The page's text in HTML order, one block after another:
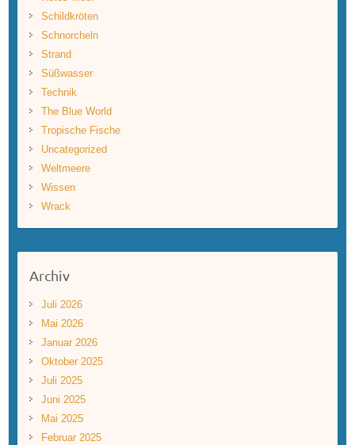
Schildkröten
Schnorcheln
Strand
Süßwasser
Technik
The Blue World
Tropische Fische
Uncategorized
Weltmeere
Wissen
Wrack
Archiv
Juli 2026
Mai 2026
Januar 2026
Oktober 2025
Juli 2025
Juni 2025
Mai 2025
Februar 2025